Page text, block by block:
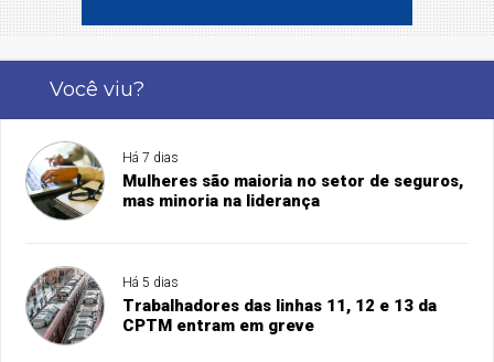
Você viu?
Há 7 dias
Mulheres são maioria no setor de seguros,
mas minoria na liderança
Há 5 dias
Trabalhadores das linhas 11, 12 e 13 da
CPTM entram em greve